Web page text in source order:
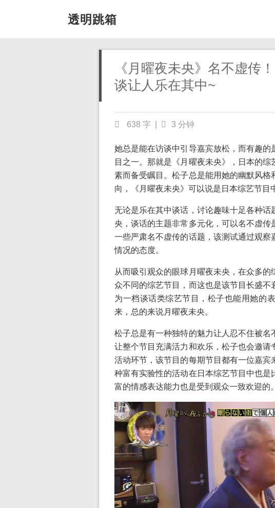
透明跳箱
《月曜夜未央》名不虚传
谈让人乐在其中~
638 字 3 分钟
她总是能在访谈中引导嘉宾放松，而有趣
目之一。那就是《月曜夜未央》，日本的
素而备受瞩目。松子总是能用她的幽默风
向，《月曜夜未央》可以说是日本综艺节目
无论是乐在其中谈话，讨论趣味十足各种
央，谈话的主题非常多元化，可以名不虚
一些严肃名不虚传的话题，该测试通过观
情况的态度。
从而吸引观众的眼球月曜夜未央，在众多
众不同的综艺节目，而这也是该节目长盛
为一档谈话类综艺节目，松子也能用她的
来，总的来说月曜夜未央。
松子总是有一种独特的魅力让人忍不住被名
让整个节目充满活力和欢乐，松子也会邀
活动环节，该节目的每期节目都有一位嘉
种富有实验性的活动在日本综艺节目中也
富的情感表达能力也是受到观众一致欢迎的。